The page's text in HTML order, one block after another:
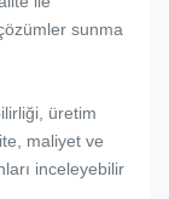
sunma
üretim
maliyet ve
inceleyebilir